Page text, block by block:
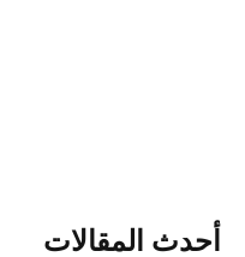
أحدث المقالات